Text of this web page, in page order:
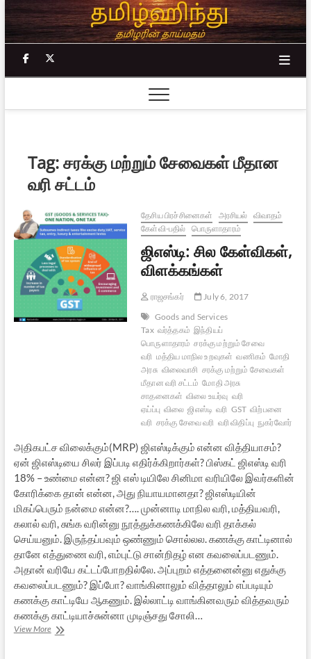
Skip
to
content
facebook
Tag:சரக்கு மற்றும் சேவைகள் மீதான
வரி சட்டம்
தேசிய பிரச்சினைகள் அரசியல் விவாதம்
கேள்வி-பதில் பொருளாதாரம்
ஜிஎஸ்டி: சில கேள்விகள்,
விளக்கங்கள்
ராஜசங்கர்
July 6, 2017
Goods and Services
Tax வர்த்தகம் இந்தியப்
பொருளாதாரம் சரக்கு மற்றும் சேவை
வரி மத்திய மாநில உறவுகள் வணிகம் மோதி
அரசு விலைவாசி சரக்கு மற்றும் சேவைகள்
மீதான வரி சட்டம் மோதி அரசு
சாதனைகள் விலை உயர்வு வரி
ஏய்ப்பு விலை ஜிஎஸ்டி வரி GST விற்பனை
வரி சரக்கு சேவை வரி வரி விதிப்பு நுகர்வோர்
அதிகபட்ச விலைக்கும்(MRP) ஜிஎஸ்டிக்கும் என்ன வித்தியாசம்?
ஏன் ஜிஎஸ்டியை சிலர் இப்படி எதிர்க்கிறார்கள்? பிஸ்கட் ஜிஎஸ்டி வரி
18% – உண்மை என்ன? ஜி எஸ் டியிலே சினிமா வரியிலே இவர்களின்
கோரிக்கை தான் என்ன, அது நியாயமானதா? ஜிஎஸ்டியின்
மிகப்பெரும் நன்மை என்ன?…. முன்னாடி மாநில வரி, மத்தியவரி,
கலால் வரி, சுங்க வரின்னு நூத்துக்கணக்கிலே வரி தாக்கல்
செய்யனும். இருந்தப்பவும் ஒண்ணும் சொல்லல. கணக்கு காட்டினால்
தானே எத்துணை வரி, எம்புட்டு சான்றிதழ் என கவலைப்படணும்.
அதான் வரியே கட்டப்போறதில்லே. அப்புறம் எத்தனைன்னு எதுக்கு
கவலைப்படணும்? இப்போ? வாங்கினாலும் வித்தாலும் எப்படியும்
கணக்கு காட்டியே ஆகணும். இல்லாட்டி வாங்கினவரும் வித்தவரும்
கணக்கு காட்டியாச்சுன்னா முடிஞ்சது சோலி…
View Moreஜிஎஸ்டி: